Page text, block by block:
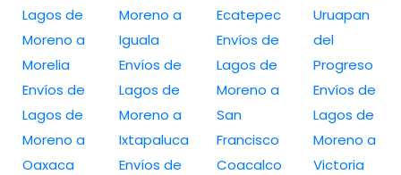
Lagos de
Moreno a
Morelia
Envíos de
Lagos de
Moreno a
Oaxaca
Moreno a
Iguala
Envíos de
Lagos de
Moreno a
Ixtapaluca
Envíos de
Ecatepec
Envíos de
Lagos de
Moreno a
San
Francisco
Coacalco
Uruapan
del
Progreso
Envíos de
Lagos de
Moreno a
Victoria